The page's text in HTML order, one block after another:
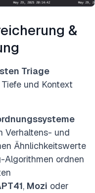
&
Triage
und Kontext
Verhaltens- und
Ähnlichkeitswerte
Algorithmen ordnen
, Mozi oder